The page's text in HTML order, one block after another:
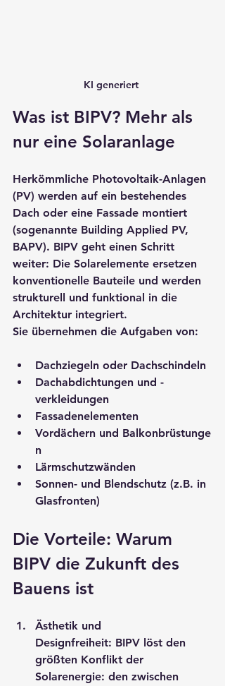
KI generiert
Was ist BIPV? Mehr als
nur eine Solaranlage
Herkömmliche Photovoltaik-Anlagen
(PV) werden auf ein bestehendes
Dach oder eine Fassade montiert
(sogenannte Building Applied PV,
BAPV). BIPV geht einen Schritt
weiter: Die Solarelemente ersetzen
konventionelle Bauteile und werden
strukturell und funktional in die
Architektur integriert.
Sie übernehmen die Aufgaben von:
Dachziegeln oder Dachschindeln
Dachabdichtungen und -
verkleidungen
Fassadenelementen
Vordächern und Balkonbrüstunge
n
Lärmschutzwänden
Sonnen- und Blendschutz (z.B. in
Glasfronten)
Die Vorteile: Warum
BIPV die Zukunft des
Bauens ist
Ästhetik und
Designfreiheit: BIPV löst den
größten Konflikt der
Solarenergie: den zwischen